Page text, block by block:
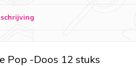
Pop -Doos 12 stuks